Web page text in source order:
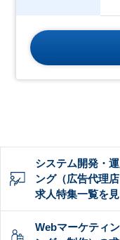
システム開発・
ング（広告代理
求人特集一覧を
Webマーケティ